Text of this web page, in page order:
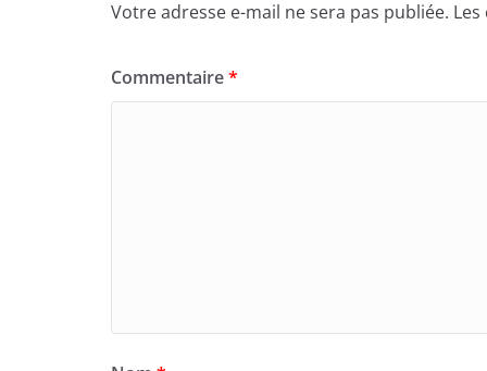
o
k
n
Votre adresse e-mail ne sera pas publiée.
Commentaire*